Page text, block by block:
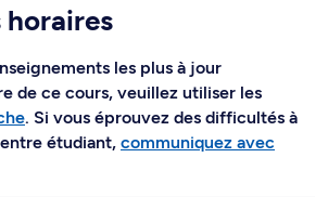
horaires
les plus à jour
de ce cours, veuillez utiliser les
. Si vous éprouvez des difficultés à
étudiant, communiquez avec